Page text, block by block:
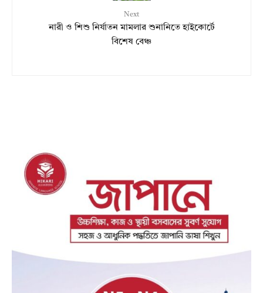
Next
নারী ও শিশু নির্যাতন মামলার শুনানিতে হাইকোর্টে
বিশেষ বেঞ্চ